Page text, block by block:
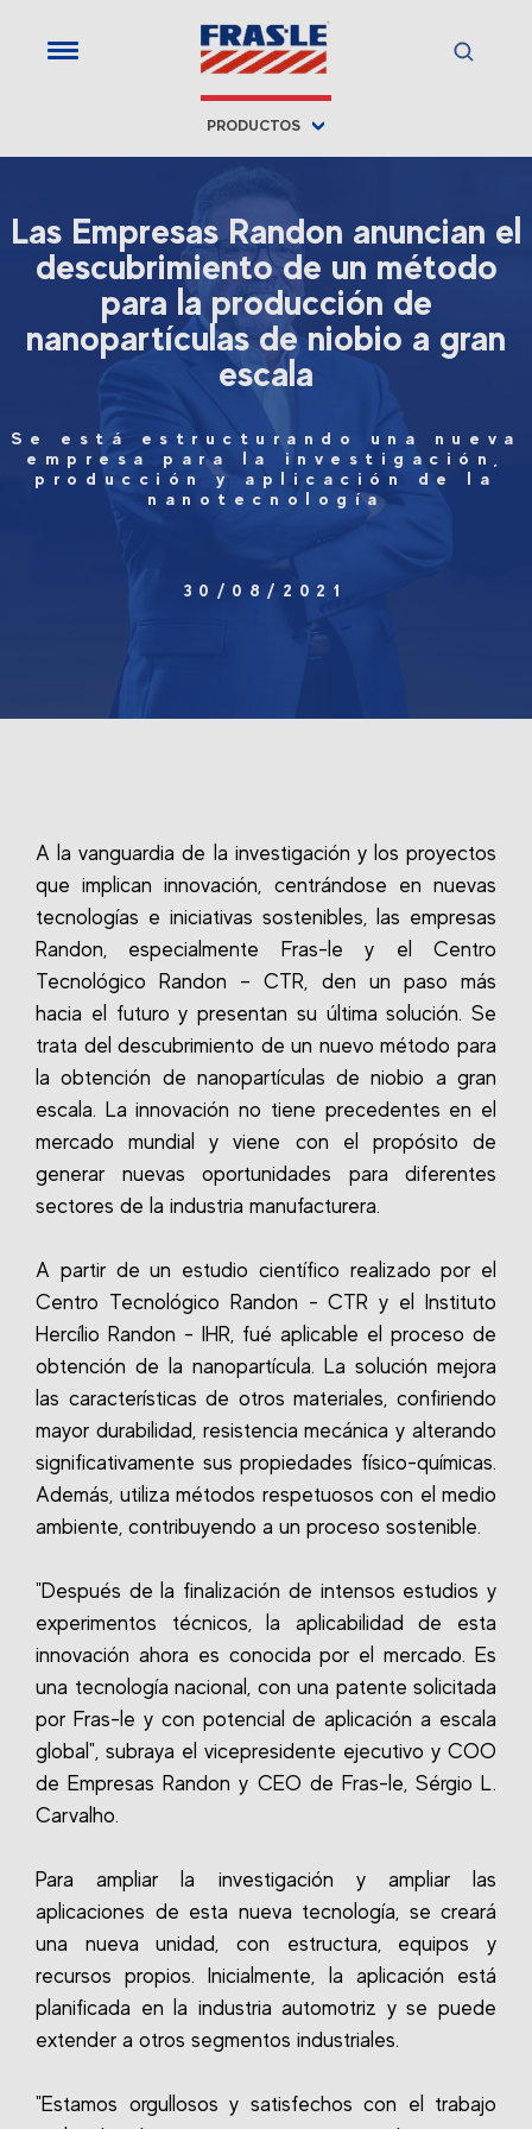
PRODUCTOS
Las Empresas Randon anuncian el
descubrimiento de un método
para la producción de
nanopartículas de niobio a gran
escala
Se está estructurando una nueva
empresa para la investigación,
producción y aplicación de la
nanotecnología
30/08/2021
A la vanguardia de la investigación y los proyectos
que implican innovación, centrándose en nuevas
tecnologías e iniciativas sostenibles, las empresas
Randon, especialmente Fras-le y el Centro
Tecnológico Randon – CTR, den un paso más
hacia el futuro y presentan su última solución. Se
trata del descubrimiento de un nuevo método para
la obtención de nanopartículas de niobio a gran
escala. La innovación no tiene precedentes en el
mercado mundial y viene con el propósito de
generar nuevas oportunidades para diferentes
sectores de la industria manufacturera.
A partir de un estudio científico realizado por el
Centro Tecnológico Randon - CTR y el Instituto
Hercílio Randon - IHR, fué aplicable el proceso de
obtención de la nanopartícula. La solución mejora
las características de otros materiales, confiriendo
mayor durabilidad, resistencia mecánica y alterando
significativamente sus propiedades físico-químicas.
Además, utiliza métodos respetuosos con el medio
ambiente, contribuyendo a un proceso sostenible.
"Después de la finalización de intensos estudios y
experimentos técnicos, la aplicabilidad de esta
innovación ahora es conocida por el mercado. Es
una tecnología nacional, con una patente solicitada
por Fras-le y con potencial de aplicación a escala
global", subraya el vicepresidente ejecutivo y COO
de Empresas Randon y CEO de Fras-le, Sérgio L.
Carvalho.
Para ampliar la investigación y ampliar las
aplicaciones de esta nueva tecnología, se creará
una nueva unidad, con estructura, equipos y
recursos propios. Inicialmente, la aplicación está
planificada en la industria automotriz y se puede
extender a otros segmentos industriales.
"Estamos orgullosos y satisfechos con el trabajo